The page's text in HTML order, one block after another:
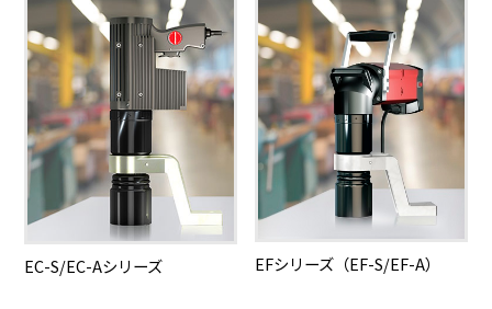
EC-S/EC-Aシリーズ EFシリーズ（EF-S/EF-A）